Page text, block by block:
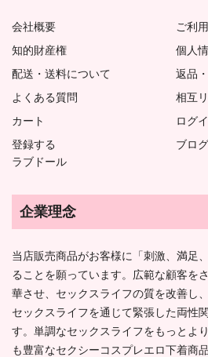
会社概要
ご利
知的財産権
個人
配送・送料について
返品
よくある質問
相互
カート
ログ
登録する
ブログ
ラブドール
企業理念
当店販売商品がお客様に「刺激、満足
ることを願っています。広範な顧客を
華させ、セックスライフの質を改善し
セックスライフを通じて緊張した両性
す。単調なセックスライフをもっとよ
も豊富なセクシーコスプレエロ下着商